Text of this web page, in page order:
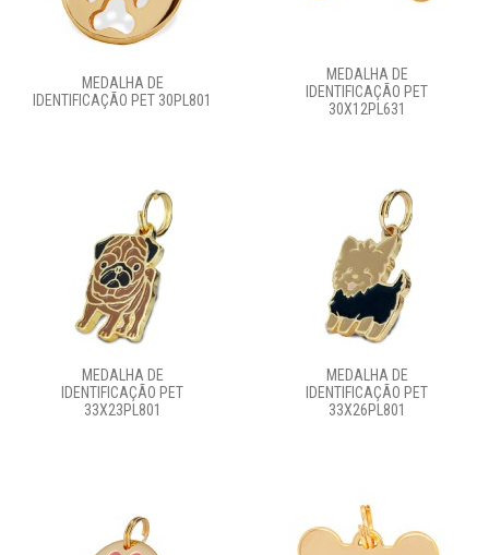
MEDALHA DE
IDENTIFICAÇÃO PET 30PL801
MEDALHA DE
IDENTIFICAÇÃO PET
30X12PL631
MEDALHA DE
IDENTIFICAÇÃO PET
33X23PL801
MEDALHA DE
IDENTIFICAÇÃO PET
33X26PL801